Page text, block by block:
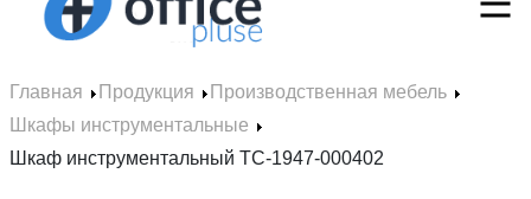
Главная
Продукция
Главная Продукция
Производственная мебель
Шкафы инструментальные
Шкаф инструментальный TC-1947-000402